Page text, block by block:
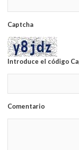
Captcha
Introduce el código
Comentario